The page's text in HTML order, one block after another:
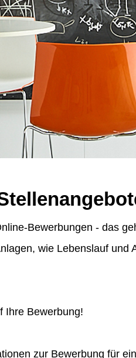
Bewerbungen - das
wie Lebenslauf
Ihre Bewerbung!
zur Bewerbung für